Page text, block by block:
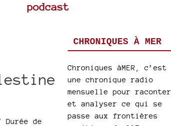
podcast
Durée de
CHRONIQUES À MER
Chroniques àMER, c’est
une chronique radio
mensuelle pour raconter
et analyser ce qui se
passe aux frontières